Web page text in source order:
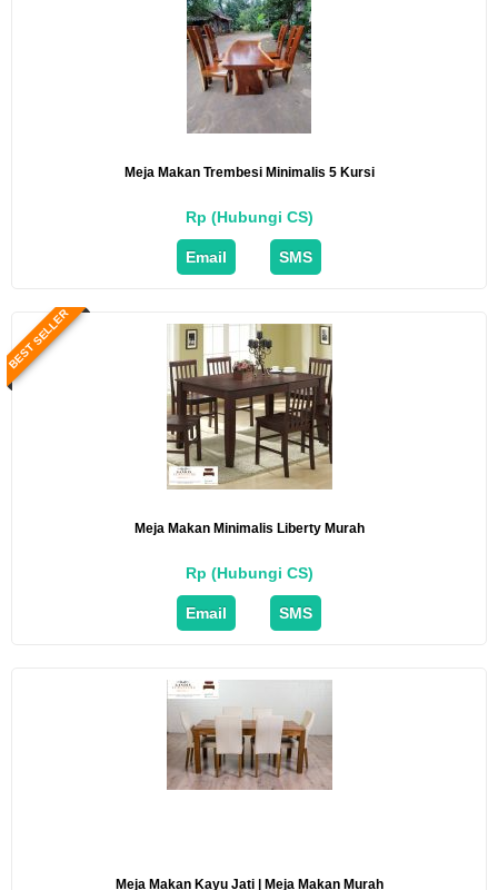
Meja Makan Trembesi Minimalis 5 Kursi
Rp (Hubungi CS)
Email SMS
BEST SELLER
Meja Makan Minimalis Liberty Murah
Rp (Hubungi CS)
Email SMS
Meja Makan Kayu Jati | Meja Makan Murah